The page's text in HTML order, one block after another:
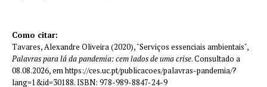
Como citar:
Tavares, Alexandre Oliveira (2020), "Serviços essenciais ambientais",
Palavras para lá da pandemia: cem lados de uma crise. Consultado a
08.08.2026, em https://ces.uc.pt/publicacoes/palavras-pandemia/?
lang=1&id=30188. ISBN: 978-989-8847-24-9